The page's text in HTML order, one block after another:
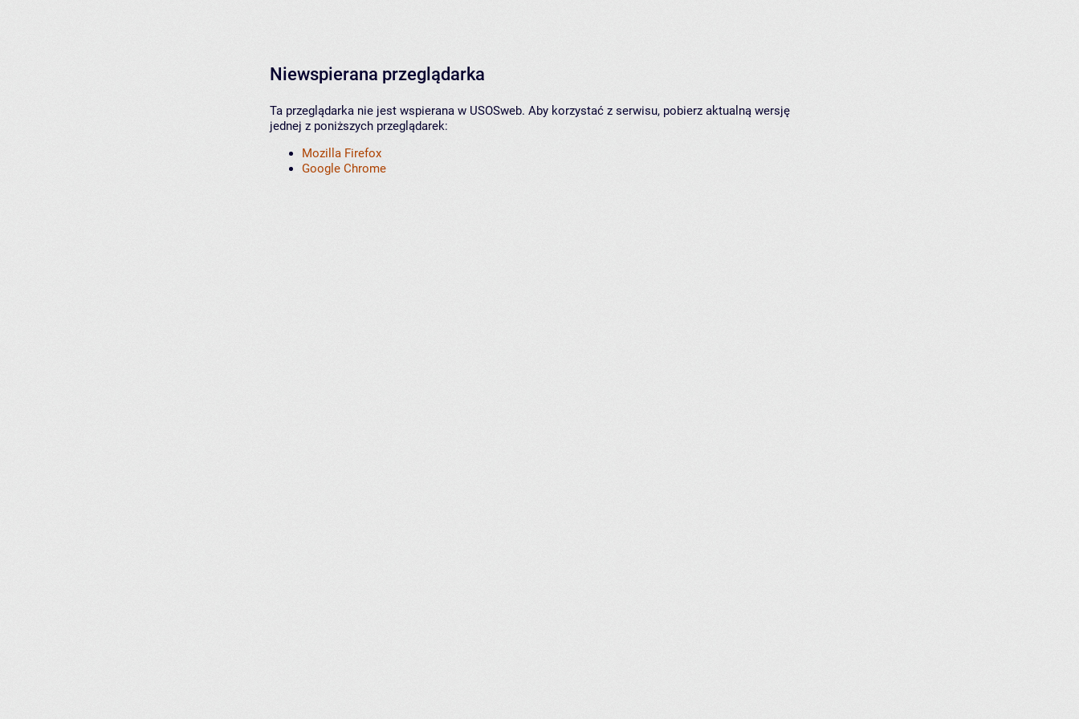
Niewspierana przeglądarka
Ta przeglądarka nie jest wspierana w USOSweb. Aby korzystać z serwisu, pobierz aktualną wersję
jednej z poniższych przeglądarek:
Mozilla Firefox
Google Chrome